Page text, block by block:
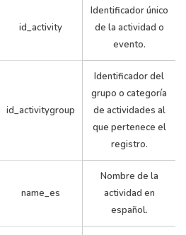
Costanera
Sur
Sur
Grandes
Milongas
en La Boca
Milongas
id_activity
Identificador único
de la actividad o
evento.
id_activitygroup
Identificador del
grupo o categoría
de actividades al
que pertenece el
registro.
name_es
Nombre de la
actividad en
español.